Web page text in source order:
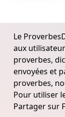
Le
aux
proverbes,
envoyées et
proverbes,
Pour utiliser
Partager sur